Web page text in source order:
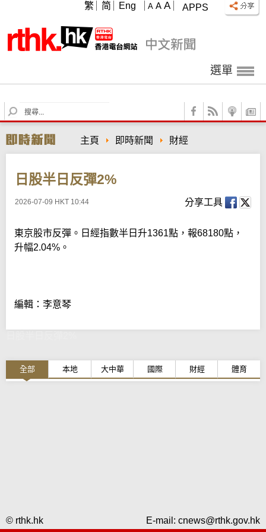
APPS
A A A
繁 简 Eng
選單
S
e
r
c
主頁 即時新聞 財經
日股半日反彈2%
2026-07-09 HKT 10:44 分享工具
東京股市反彈。日經指數半日升1361點，報68180點，
升幅2.04%。
編輯：李意琴
全部 本地 大中華 國際 財經 體育
© rthk.hk E-mail: cnews@rthk.gov.hk